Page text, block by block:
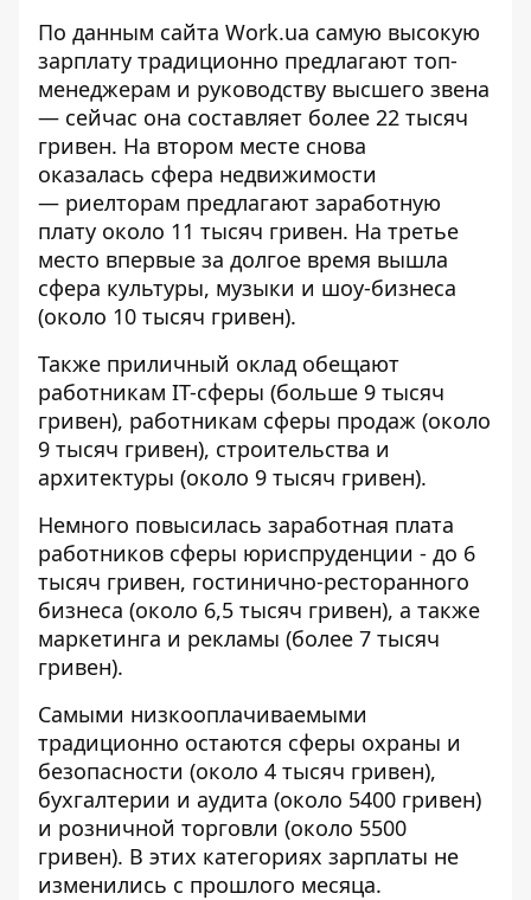
По данным сайта Work.ua самую высокую
зарплату традиционно предлагают топ-
менеджерам и руководству высшего звена
— сейчас она составляет более 22 тысяч
гривен. На втором месте снова
оказалась сфера недвижимости
— риелторам предлагают заработную
плату около 11 тысяч гривен. На третье
место впервые за долгое время вышла
сфера культуры, музыки и шоу-бизнеса
(около 10 тысяч гривен).
Также приличный оклад обещают
работникам IT-сферы (больше 9 тысяч
гривен), работникам сферы продаж (около
9 тысяч гривен), строительства и
архитектуры (около 9 тысяч гривен).
Немного повысилась заработная плата
работников сферы юриспруденции - до 6
тысяч гривен, гостинично-ресторанного
бизнеса (около 6,5 тысяч гривен), а также
маркетинга и рекламы (более 7 тысяч
гривен).
Самыми низкооплачиваемыми
традиционно остаются сферы охраны и
безопасности (около 4 тысяч гривен),
бухгалтерии и аудита (около 5400 гривен)
и розничной торговли (около 5500
гривен). В этих категориях зарплаты не
изменились с прошлого месяца.